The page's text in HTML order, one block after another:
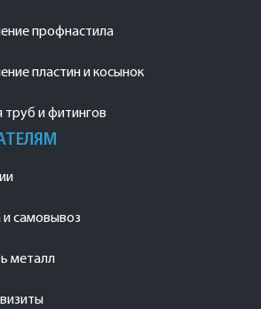
профнастила
пластин и косынок
труб и фитингов
и самовывоз
металл